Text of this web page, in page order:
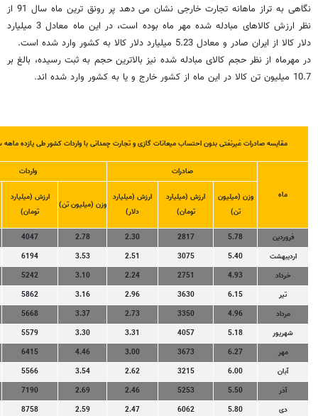
نگاهی به تراز ماهانه تجارت خارجی نشان می دهد پر رونق ترین ماه سال 91 از
نظر ارزش کالاهای مبادله شده مهر ماه بوده است، در این ماه معادل 3 میلیارد
دلار کالا از ایران صادر و معادل 5.23 میلیارد دلار کالا به کشور وارد شده است.
در مهرماه از نظر حجم کالای مبادله شده نیز بالاترین حجم به ثبت رسیده، بالغ بر
10.7 میلیون تن کالا در این ماه از کشور خارج و یا به کشور وارد شده اند.
مقایسه صادرات غیرنفتی بدون احتساب میعانات گازی و تجارت چمدانی با واردات کشور طی یازده ماهه سال
ماه
صادرات واردات
وزن (میلیون
تن)
ارزش (میلیارد
تومان)
ارزش (میلیارد
دلار)
وزن (میلیون تن)
ارزش (میلیارد
تومان)
فروردین 5.78
2817
2.30
2.78
4047
اردیبهشت
5.40
3075
2.51
3.53
6194
خرداد
4.93
2751
2.24
3.10
5242
تیر
6.15
3630
2.96
3.16
5862
مرداد
4.96
3350
2.73
3.37
5668
شهریور
5.18
4057
3.31
3.30
5579
مهر
6.27
3673
3.00
4.46
6415
آبان
6.00
3215
2.62
3.54
5566
آذر
5.50
5253
2.46
2.69
7190
دی
5.80
6062
2.47
2.59
8758